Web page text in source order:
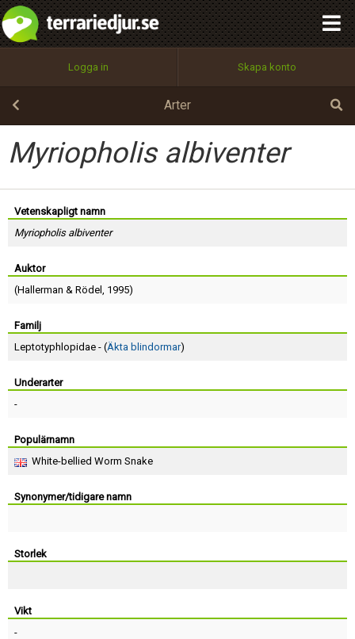
Logga in Skapa konto
Arter
Myriopholis albiventer
Vetenskapligt namn
Myriopholis albiventer
Auktor
(Hallerman & Rödel , 1995)
Familj
Leptotyphlopidae - (Äkta blindormar)
Underarter
-
Populärnamn
White-bellied Worm Snake
Synonymer/tidigare namn
Storlek
Vikt
-
Utför
100%
OK
integritetspolicy
Namn:
Epost:
Användarnamn:
Lösenord:
Terms of Service
Skapa konto
Begär nytt lösenord
Tillbaka till förstasidan